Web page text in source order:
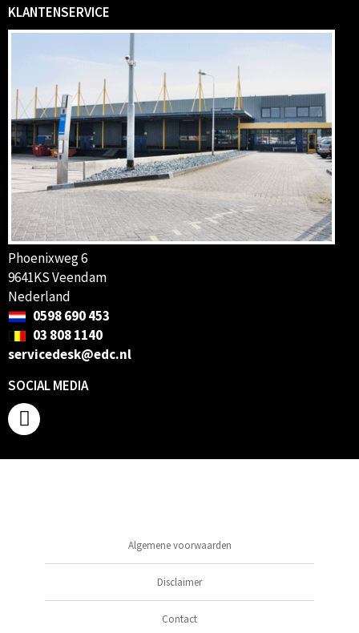
KLANTENSERVICE
Phoenixweg 6
9641KS Veendam
Nederland
0598 690 453
03 808 1140
servicedesk@edc.nl
SOCIAL MEDIA
Algemene voorwaarden
Disclaimer
Contact